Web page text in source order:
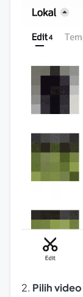
2. Pilih video